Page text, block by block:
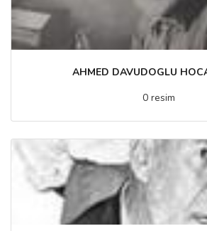
AHMED DAVUDOGLU
0 resim